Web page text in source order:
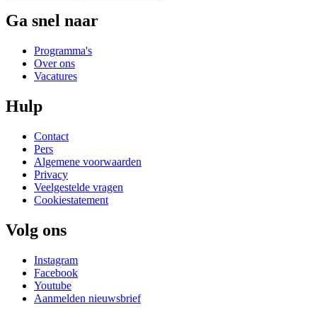
Ga snel naar
Programma's
Over ons
Vacatures
Hulp
Contact
Pers
Algemene voorwaarden
Privacy
Veelgestelde vragen
Cookiestatement
Volg ons
Instagram
Facebook
Youtube
Aanmelden nieuwsbrief